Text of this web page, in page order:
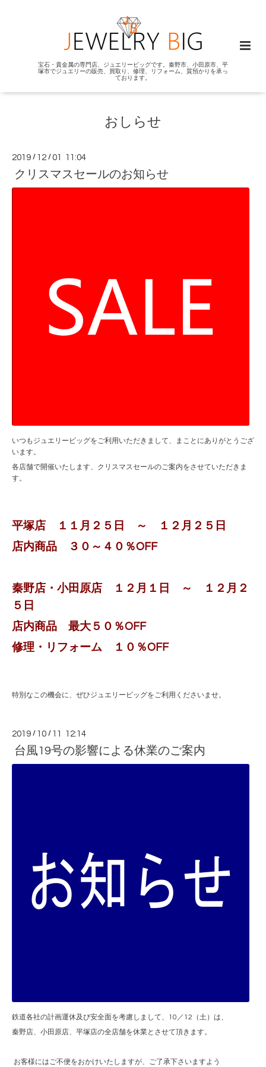
宝石・貴金属の専門店、ジュエリービッグです。秦野市、小田原市、平
塚市でジュエリーの販売、買取り、修理、リフォーム、質預かりを承っ
ております。
おしらせ
2019 / 12 /01 11:04
クリスマスセールのお知らせ
いつもジュエリービッグをご利用いただきまして、まことにありがとうござ
います。
各店舗で開催いたします、クリスマスセールのご案内をさせていただきま
す。
平塚店 １１月２５日 ～ １２月２５日
店内商品 ３０～４０％OFF
秦野店・小田原店 １２月１日 ～ １２月２
５日
店内商品 最大５０％OFF
修理・リフォーム １０％OFF
特別なこの機会に、ぜひジュエリービッグをご利用くださいませ。
2019 / 10 / 11 12:14
台風19号の影響による休業のご案内
鉄道各社の計画運休及び安全面を考慮しまして、10／12（土）は、
秦野店、小田原店、平塚店の全店舗を休業とさせて頂きます。
お客様にはご不便をおかけいたしますが、ご了承下さいますよう